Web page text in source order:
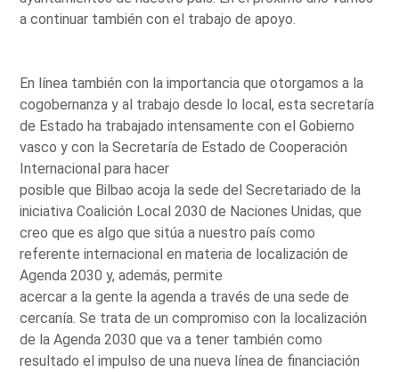
a continuar también con el trabajo de apoyo.
En línea también con la importancia que otorgamos a la
cogobernanza y al trabajo desde lo local, esta secretaría
de Estado ha trabajado intensamente con el Gobierno
vasco y con la Secretaría de Estado de Cooperación
Internacional para hacer
posible que Bilbao acoja la sede del Secretariado de la
iniciativa Coalición Local 2030 de Naciones Unidas, que
creo que es algo que sitúa a nuestro país como
referente internacional en materia de localización de
Agenda 2030 y, además, permite
acercar a la gente la agenda a través de una sede de
cercanía. Se trata de un compromiso con la localización
de la Agenda 2030 que va a tener también como
resultado el impulso de una nueva línea de financiación